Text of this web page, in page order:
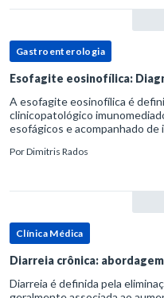
Gastroenterologia
Esofagite eosinofílica:
A esofagite eosinofílica é
clinicopatológico
esofágicos e acompanhado
refluxo gastr
PorDimitris Rados
Clínica Médica
Diarreia crônica:
Diarreia é definida pela